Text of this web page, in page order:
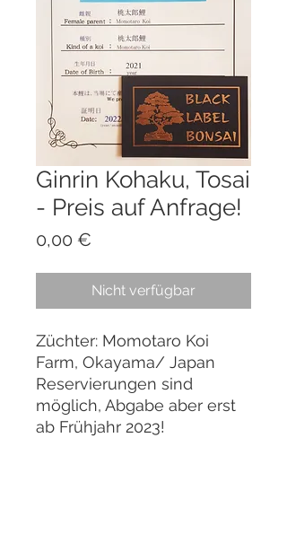
Ginrin Kohaku, Tosai
- Preis auf Anfrage!
0,00 €
Nicht verfügbar
Züchter: Momotaro Koi
Farm, Okayama/ Japan
Reservierungen sind
möglich, Abgabe aber erst
ab Frühjahr 2023!